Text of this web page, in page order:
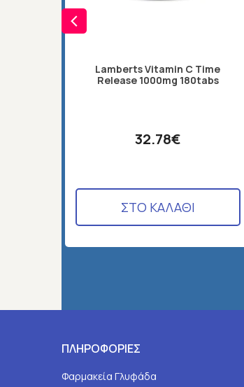
Lamberts Vitamin C Time
Release 1000mg 180tabs
32.78€
ΣΤΟ ΚΑΛΑΘΙ
ΠΛΗΡΟΦΟΡΙΕΣ
Φαρμακεία Γλυφάδα